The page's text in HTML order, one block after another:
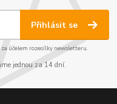
Přihlásit se
za účelem rozesílky newsletteru.
jednou za 14 dní.